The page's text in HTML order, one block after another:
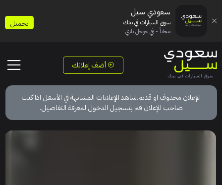
أضف إعلانك
الإعلان محذوف او قديم.شاهد الإعلانات المشابهة في الأسفل اذا كنت
صاحب الإعلان قم بتسجيل الدخول لمعرفة التفاصيل.
سعودي سيل
سوق السيارات في بيتك
مجاناً - في جوجل بلاي
تحميل